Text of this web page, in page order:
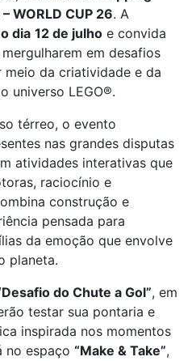
WORLD CUP 26. A
dia 12 de julho e convida
em desafios
da criatividade e da
universo LEGO®.
térreo, o evento
nas grandes disputas
atividades interativas que
raciocínio e
construção e
pensada para
da emoção que envolve
planeta.
do Chute a Gol”, em
testar sua pontaria e
inspirada nos momentos
no espaço “Make & Take”,